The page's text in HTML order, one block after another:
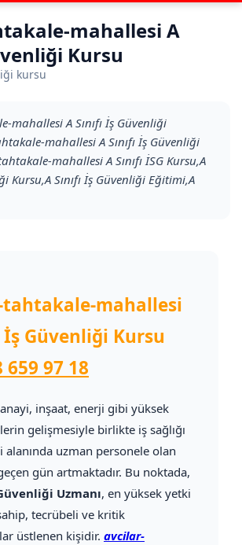
mahallesi A
Kursu
kursu
mahallesi A Sınıfı İş Güvenliği
mahallesi A Sınıfı İş Güvenliği
mahallesi A Sınıfı İSG Kursu,A
Kursu,A Sınıfı İş Güvenliği Eğitimi,A
mahallesi
İş Güvenliği Kursu
659 97 18
inşaat, enerji gibi yüksek
gelişmesiyle birlikte iş sağlığı
uzman personele olan
gün artmaktadır. Bu noktada,
Uzmanı, en yüksek yetki
tecrübeli ve kritik
üstlenen kişidir. avcilar-